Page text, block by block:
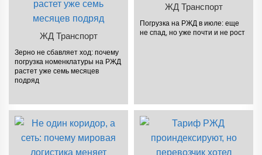
ЖД Транспорт
Зерно не сбавляет ход: почему
погрузка номенклатуры на РЖД
растет уже семь месяцев
подряд
ЖД Транспорт
Погрузка на РЖД в июле: еще
не спад, но уже почти и не рост